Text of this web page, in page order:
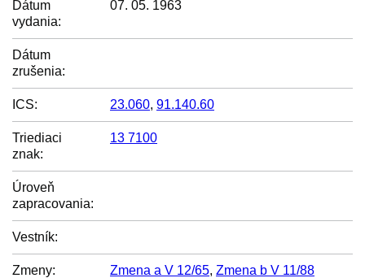
Dátum
vydania:
07. 05. 1963
Dátum
zrušenia:
ICS: 23.060, 91.140.60
Triediaci
znak:
13 7100
Úroveň
zapracovania:
Vestník:
Zmeny: Zmena a V 12/65, Zmena b V 11/88